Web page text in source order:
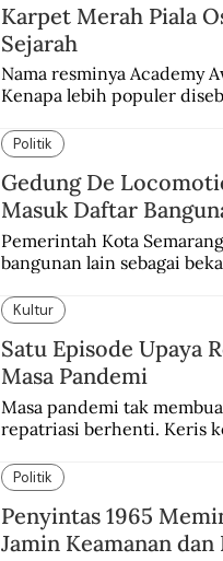
Karpet Merah Piala
Sejarah
Nama resminya Academy
Kenapa lebih populer
Politik
Gedung De
Masuk Daftar
Pemerintah Kota
bangunan lain sebagai
Kultur
Satu Episode Upaya
Masa Pandemi
Masa pandemi tak
repatriasi berhenti. Keris
di periode yang sulit.
Politik
Penyintas 1965
Jamin Keamanan dan